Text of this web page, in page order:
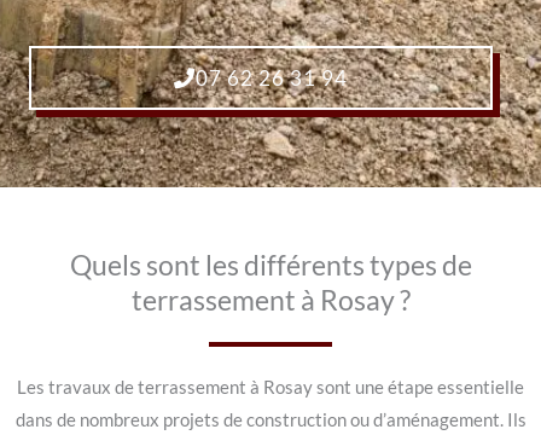
07 62 26 31 94
Quels sont les différents types de
terrassement à Rosay ?
Les travaux de terrassement à Rosay sont une étape essentielle
dans de nombreux projets de construction ou d’aménagement. Ils